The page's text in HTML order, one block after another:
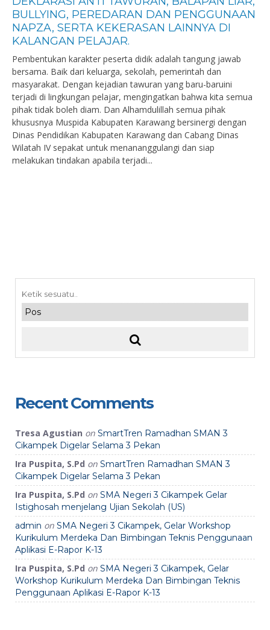
BULLYING, PEREDARAN DAN PENGGUNAAN
NAPZA, SERTA KEKERASAN LAINNYA DI
KALANGAN PELAJAR.
Pembentukan karakter peserta didik adalah tangung jawab
bersama. Baik dari keluarga, sekolah, pemerintah dan
masyarakat. Dengan kejadian tawuran yang baru-baruini
terjadi di lingkungan pelajar, mengingatkan bahwa kita semua
pihak tidak boleh diam. Dan Alhamdulillah semua pihak
khususnya Muspida Kabupaten Karawang bersinergi dengan
Dinas Pendidikan Kabupaten Karawang dan Cabang Dinas
Wilatah IV sepakat untuk menananggulangi dan siap
melakukan tindakan apabila terjadi...
Recent Comments
Tresa Agustian on SmartTren Ramadhan SMAN 3
Cikampek Digelar Selama 3 Pekan
Ira Puspita, S.Pd on SmartTren Ramadhan SMAN 3
Cikampek Digelar Selama 3 Pekan
Ira Puspita, S.Pd on SMA Negeri 3 Cikampek Gelar
Istighosah menjelang Ujian Sekolah (US)
admin on SMA Negeri 3 Cikampek, Gelar Workshop
Kurikulum Merdeka Dan Bimbingan Teknis Penggunaan
Aplikasi E-Rapor K-13
Ira Puspita, S.Pd on SMA Negeri 3 Cikampek, Gelar
Workshop Kurikulum Merdeka Dan Bimbingan Teknis
Penggunaan Aplikasi E-Rapor K-13